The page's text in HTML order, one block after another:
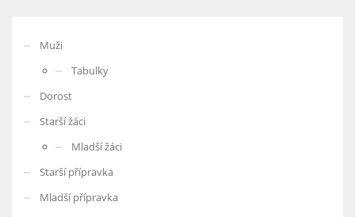
Muži
Tabulky
Dorost
Starší žáci
Mladší žáci
Starší přípravka
Mladší přípravka